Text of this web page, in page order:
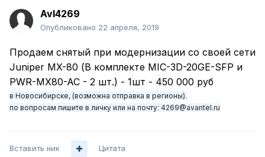
Avl4269
Опубликовано 22 апреля, 2019
Продаем снятый при модернизации со своей сети
Juniper MX-80 (В комплекте MIC-3D-20GE-SFP и
PWR-MX80-AC - 2 шт.) - 1шт - 450 000 руб
в Новосибирске, (возможна отправка в регионы).
по вопросам пишите в личку или на почту: 4269@avantel.ru
Вставить ник Цитата